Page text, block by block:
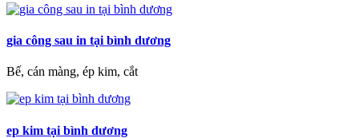
gia công sau in tại bình dương
Bế, cán màng, ép kim, cắt
ep kim tại bình dương